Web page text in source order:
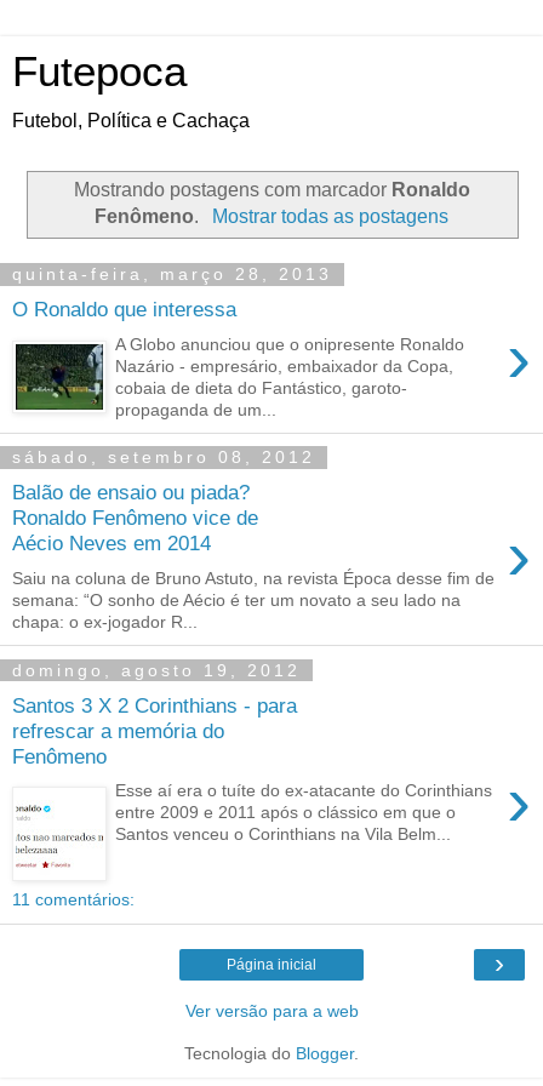
Futepoca
Futebol, Política e Cachaça
Mostrando postagens com marcador Ronaldo
Fenômeno. Mostrar todas as postagens
quinta-feira, março 28, 2013
O Ronaldo que interessa
›
A Globo anunciou que o onipresente Ronaldo
Nazário - empresário, embaixador da Copa,
cobaia de dieta do Fantástico, garoto-
propaganda de um...
sábado, setembro 08, 2012
Balão de ensaio ou piada?
Ronaldo Fenômeno vice de
Aécio Neves em 2014
›
Saiu na coluna de Bruno Astuto, na revista Época desse fim de
semana: “O sonho de Aécio é ter um novato a seu lado na
chapa: o ex-jogador R...
domingo, agosto 19, 2012
Santos 3 X 2 Corinthians - para
refrescar a memória do
Fenômeno
›
Esse aí era o tuíte do ex-atacante do Corinthians
entre 2009 e 2011 após o clássico em que o
Santos venceu o Corinthians na Vila Belm...
11 comentários:
›
Página inicial
Ver versão para a web
Tecnologia do Blogger.